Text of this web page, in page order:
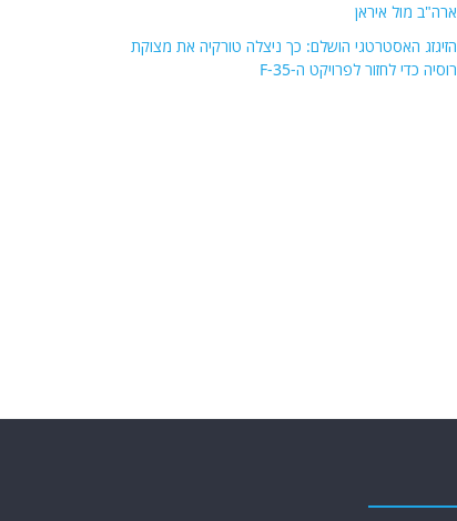
ארה"ב מול איראן
הזיגזג האסטרטגי הושלם: כך ניצלה טורקיה את מצוקת
רוסיה כדי לחזור לפרויקט ה-F-35